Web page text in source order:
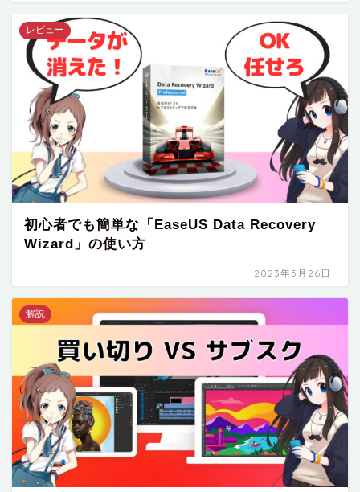
レビュー
初心者でも簡単な「EaseUS Data Recovery
Wizard」の使い方
2023年5月26日
解説